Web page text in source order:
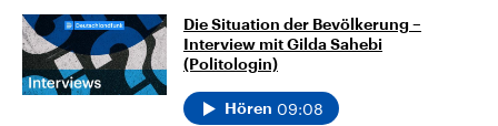
Die Situation der Bevölkerung –
Interview mit Gilda Sahebi
(Politologin)
Hören 09:08